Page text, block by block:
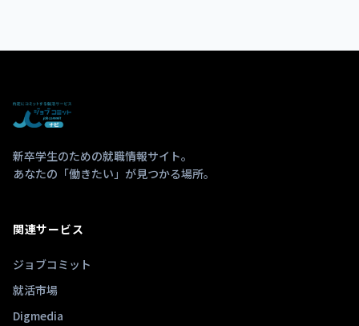
新卒学生のための就職情報サイト。
あなたの「働きたい」が見つかる場所。
関連サービス
ジョブコミット
就活市場
Digmedia